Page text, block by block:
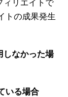
ィリエイトで
トの成果発生
しなかった場
いる場合